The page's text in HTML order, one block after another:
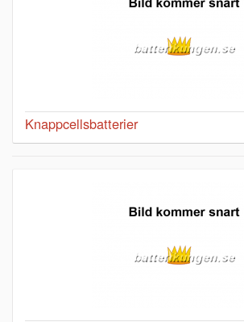
Knappcellsbatterier